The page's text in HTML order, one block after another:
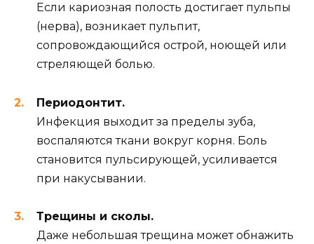
Если кариозная полость достигает пульпы
(нерва), возникает пульпит,
сопровождающийся острой, ноющей или
стреляющей болью.
Периодонтит.
Инфекция выходит за пределы зуба,
воспаляются ткани вокруг корня. Боль
становится пульсирующей, усиливается
при накусывании.
Трещины и сколы.
Даже небольшая трещина может обнажить